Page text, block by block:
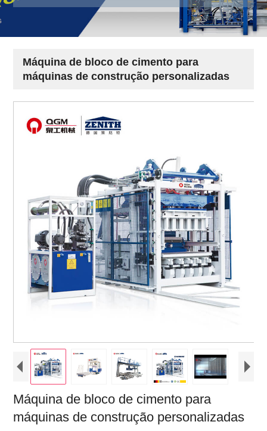
Máquina de bloco de cimento para
máquinas de construção personalizadas
Máquina de bloco de cimento para
máquinas de construção personalizadas